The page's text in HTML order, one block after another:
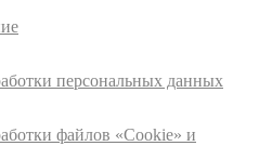
персональных данных
файлов «Cookie» и